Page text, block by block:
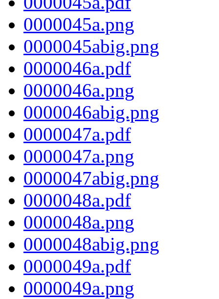
0000045a.png
0000045abig.png
0000046a.pdf
0000046a.png
0000046abig.png
0000047a.pdf
0000047a.png
0000047abig.png
0000048a.pdf
0000048a.png
0000048abig.png
0000049a.pdf
0000049a.png